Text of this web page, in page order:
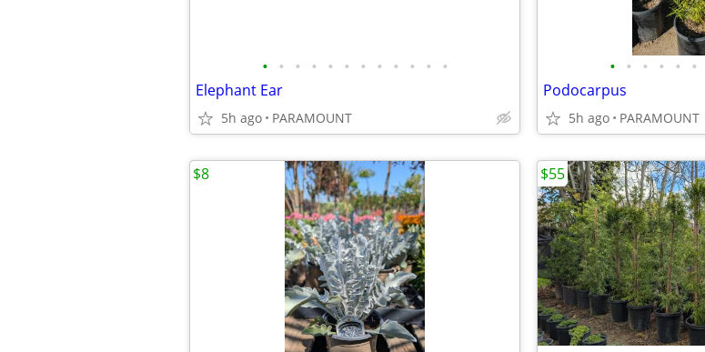
• • • • • • • • • • • •
Elephant Ear
5h ago PARAMOUNT
• • • • • •
Podocarpus
5h ago PARAMOUNT
$8 $55